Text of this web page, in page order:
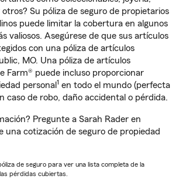
Su póliza de seguro de propietarios
puede limitar la cobertura en algunos
valiosos. Asegúrese de que sus artículos
con una póliza de artículos
MO. Una póliza de artículos
Farm® puede incluso proporcionar
personal 1 en todo el mundo (perfecta
caso de robo, daño accidental o pérdida.
Pregunte a Sarah Rader en
una cotización de seguro de propiedad
de seguro para ver una lista completa de la
pérdidas cubiertas.